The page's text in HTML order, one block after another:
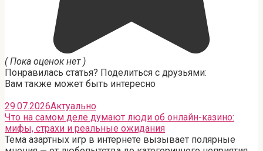
( Пока оценок нет )
Понравилась статья? Поделиться с друзьями:
Вам также может быть интересно
29.07.2026Актуально
Что на самом деле думают люди об онлайн-казино:
мифы, страхи и реальные ожидания
Тема азартных игр в интернете вызывает полярные